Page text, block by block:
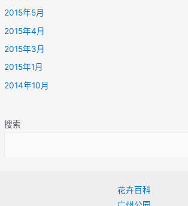
2015年5月
2015年4月
2015年3月
2015年1月
2014年10月
搜索
花卉百科